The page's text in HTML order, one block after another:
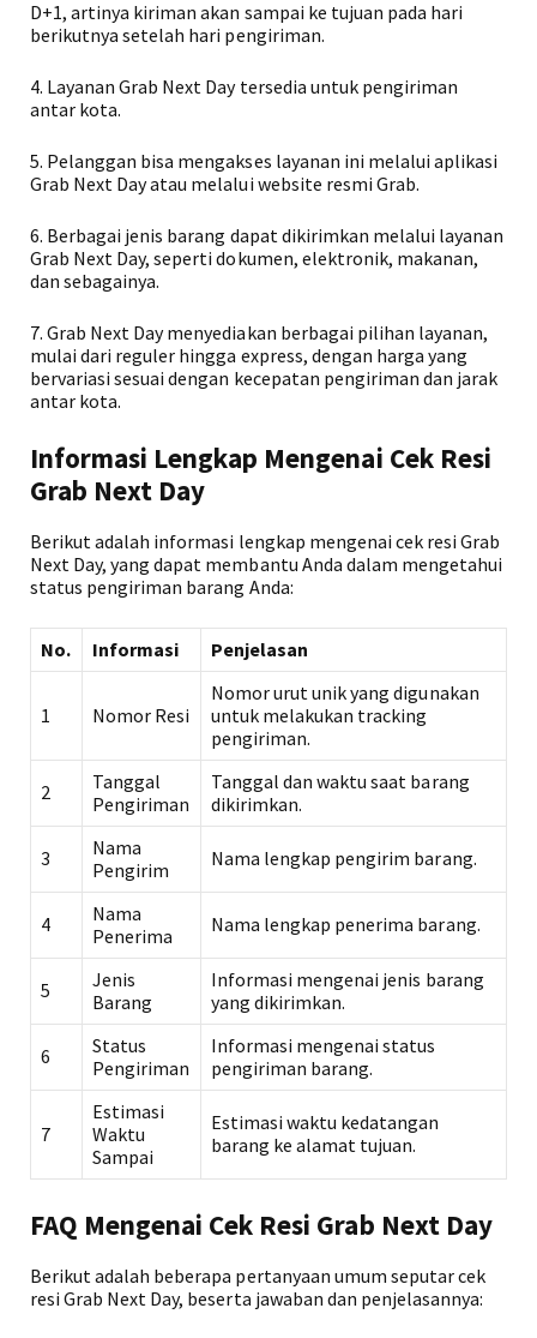
D+1, artinya kiriman akan sampai ke tujuan pada hari
berikutnya setelah hari pengiriman.
4. Layanan Grab Next Day tersedia untuk pengiriman
antar kota.
5. Pelanggan bisa mengakses layanan ini melalui aplikasi
Grab Next Day atau melalui website resmi Grab.
6. Berbagai jenis barang dapat dikirimkan melalui layanan
Grab Next Day, seperti dokumen, elektronik, makanan,
dan sebagainya.
7. Grab Next Day menyediakan berbagai pilihan layanan,
mulai dari reguler hingga express, dengan harga yang
bervariasi sesuai dengan kecepatan pengiriman dan jarak
antar kota.
Informasi Lengkap Mengenai Cek Resi
Grab Next Day
Berikut adalah informasi lengkap mengenai cek resi Grab
Next Day, yang dapat membantu Anda dalam mengetahui
status pengiriman barang Anda:
No. Informasi Penjelasan
1 Nomor Resi
Nomor urut unik yang digunakan
untuk melakukan tracking
pengiriman.
2
Tanggal
Pengiriman
Tanggal dan waktu saat barang
dikirimkan.
3
Nama
Pengirim
Nama lengkap pengirim barang.
4
Nama
Penerima
Nama lengkap penerima barang.
5
Jenis
Barang
Informasi mengenai jenis barang
yang dikirimkan.
6
Status
Pengiriman
Informasi mengenai status
pengiriman barang.
7
Estimasi
Waktu
Sampai
Estimasi waktu kedatangan
barang ke alamat tujuan.
FAQ Mengenai Cek Resi Grab Next Day
Berikut adalah beberapa pertanyaan umum seputar cek
resi Grab Next Day, beserta jawaban dan penjelasannya: